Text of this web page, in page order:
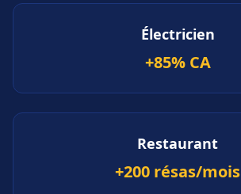
Électricien
+85% CA
Restaurant
+200 résas/mois